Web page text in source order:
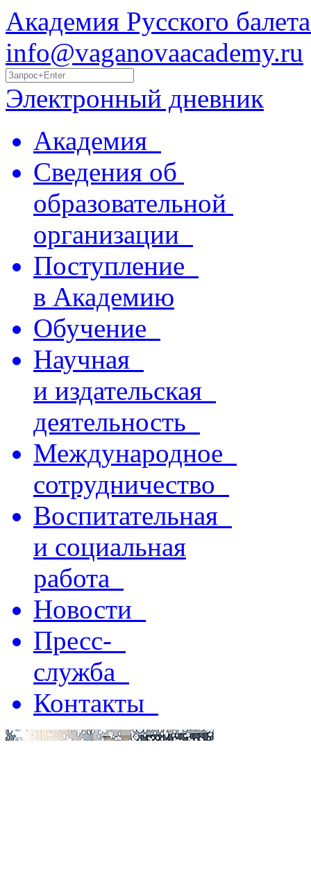
Академия Русского
info@vaganovaacademy.ru
Электронный дневник
Академия
Сведения об
образовательной
организации
Поступление
в Академию
Обучение
Научная
и издательская
деятельность
Международное
сотрудничество
Воспитательная
и социальная
работа
Новости
Пресс-
служба
Контакты